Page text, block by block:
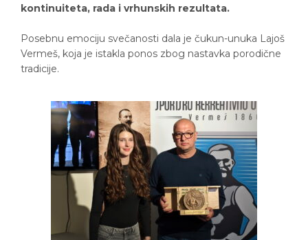
kontinuiteta, rada i vrhunskih rezultata.
Posebnu emociju svečanosti dala je čukun-unuka Lajoš
Vermeš, koja je istakla ponos zbog nastavka porodične
tradicije.